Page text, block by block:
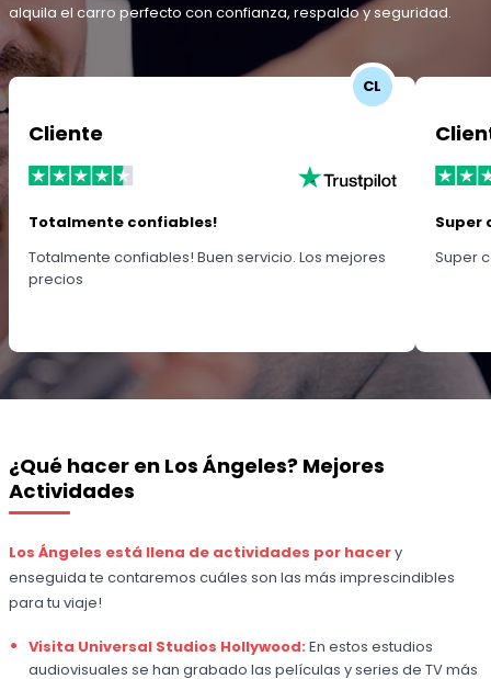
alquila el carro perfecto con confianza, respaldo y seguridad.
CL
Cliente
Totalmente confiables!
Totalmente confiables! Buen servicio. Los mejores
precios
Super
Super
¿Qué hacer en Los Ángeles? Mejores
Actividades
Los Ángeles está llena de actividades por hacery
enseguida te contaremos cuáles son las más imprescindibles
para tu viaje!
Visita Universal Studios Hollywood: En estos estudios
audiovisuales se han grabado las películas y series de TV más